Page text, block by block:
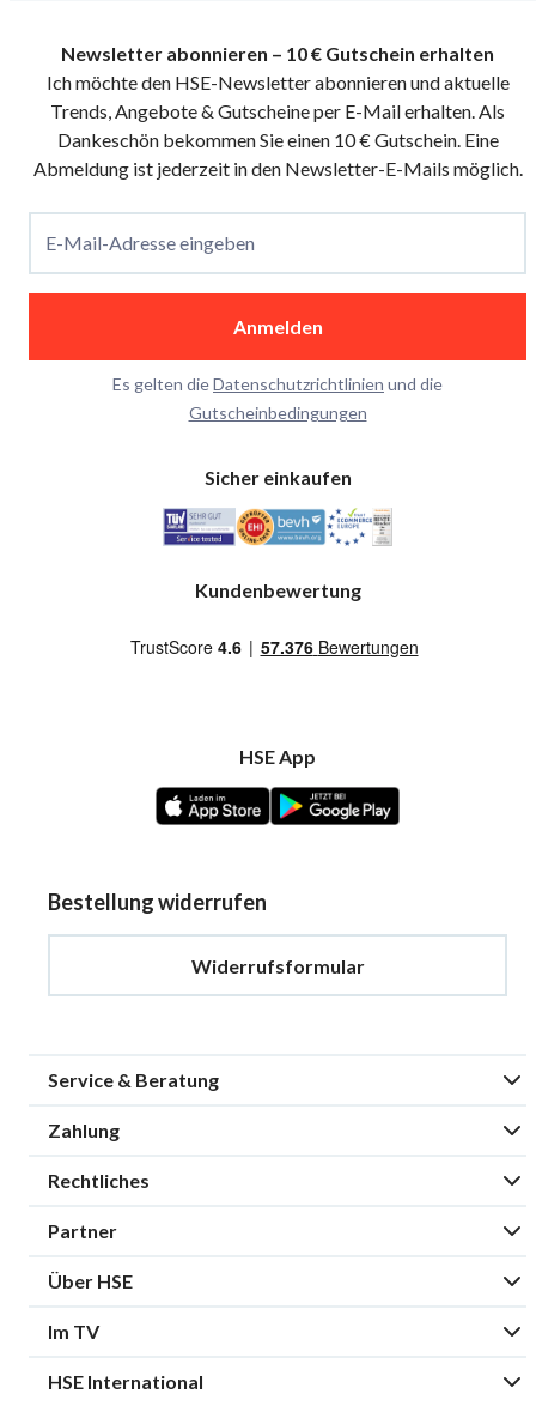
Newsletter abonnieren – 10 € Gutschein erhalten
Ich möchte den HSE-Newsletter abonnieren und aktuelle
Trends, Angebote & Gutscheine per E-Mail erhalten. Als
Dankeschön bekommen Sie einen 10 € Gutschein. Eine
Abmeldung ist jederzeit in den Newsletter-E-Mails möglich.
E-Mail-Adresse eingeben
Anmelden
Es gelten dieDatenschutzrichtlinien und die
Gutscheinbedingungen
Sicher einkaufen
Kundenbewertung
HSE App
Bestellung widerrufen
Widerrufsformular
Service & Beratung
Zahlung
Rechtliches
Partner
Über HSE
Im TV
HSE International